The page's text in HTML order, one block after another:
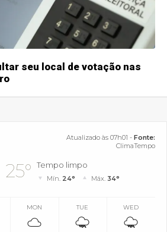
seu local de votação nas
Atualizado às 07h01 - Fonte:
ClimaTempo
25° Tempo limpo
Mín. 24° Máx. 34°
MON TUE WED